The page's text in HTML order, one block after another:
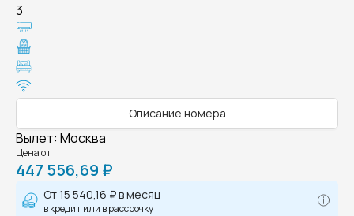
3
Описание номера
Вылет: Москва
Цена от
447 556,69 ₽
От15 540,16 ₽в месяц
в кредит или в рассрочку